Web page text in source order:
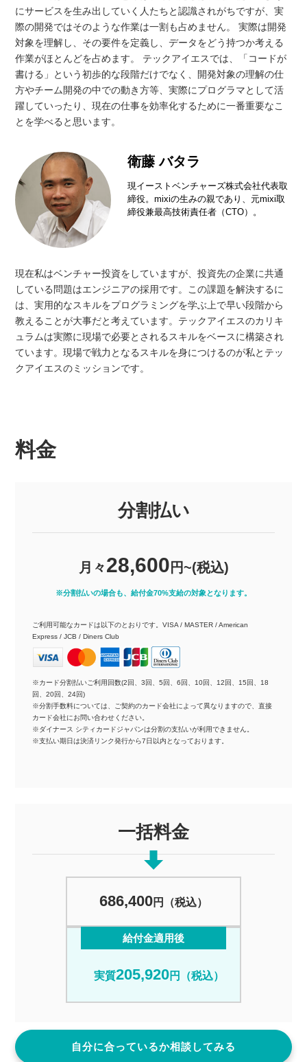
にサービスを生み出していく人たちと認識されがちですが、実
際の開発ではそのような作業は一割も占めません。 実際は開発
対象を理解し、その要件を定義し、データをどう持つか考える
作業がほとんどを占めます。 テックアイエスでは、「コードが
書ける」という初歩的な段階だけでなく、開発対象の理解の仕
方やチーム開発の中での動き方等、実際にプログラマとして活
躍していったり、現在の仕事を効率化するために一番重要なこ
とを学べると思います。
衛藤 バタラ
現イーストベンチャーズ株式会社代表取
締役。mixiの生みの親であり、元mixi取
締役兼最高技術責任者（CTO）。
現在私はベンチャー投資をしていますが、投資先の企業に共通
している問題はエンジニアの採用です。この課題を解決するに
は、実用的なスキルをプログラミングを学ぶ上で早い段階から
教えることが大事だと考えています。テックアイエスのカリキ
ュラムは実際に現場で必要とされるスキルをベースに構築され
ています。現場で戦力となるスキルを身につけるのが私とテッ
クアイエスのミッションです。
料金
分割払い
月々28,600 円~(税込)
※分割払いの場合も、給付金70%支給の対象となります。
ご利用可能なカードは以下のとおりです。VISA / MASTER / American
Express / JCB / Diners Club
※カード分割払いご利用回数(2回、3回、5回、6回、10回、12回、15回、18
回、20回、24回)
※分割手数料については、ご契約のカード会社によって異なりますので、直接
カード会社にお問い合わせください。
※ダイナース シティカードジャパンは分割の支払いが利用できません。
※支払い期日は決済リンク発行から7日以内となっております。
一括料金
686,400円（税込）
給付金適用後
実質205,920円（税込）
自分に合っているか相談してみる